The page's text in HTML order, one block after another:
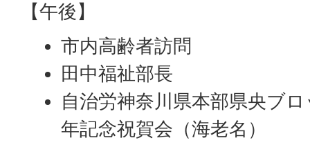
【午後】
市内高齢者訪問
田中福祉部長
自治労神奈川県本部県央ブ
年記念祝賀会（海老名）